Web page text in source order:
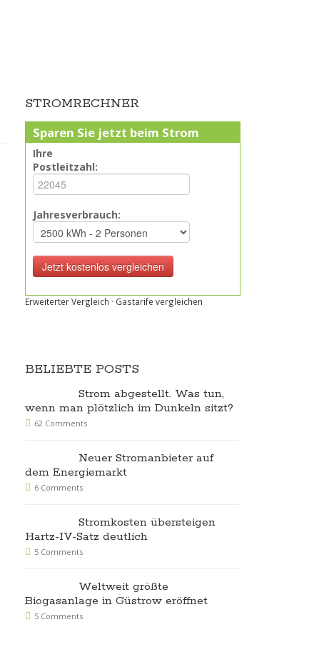
STROMRECHNER
Sparen Sie jetzt beim Strom
Ihre
Postleitzahl:
Jahresverbrauch:
Erweiterter Vergleich · Gastarife vergleichen
BELIEBTE POSTS
Strom abgestellt. Was tun,
wenn man plötzlich im Dunkeln sitzt?
62 Comments
Neuer Stromanbieter auf
dem Energiemarkt
6 Comments
Stromkosten übersteigen
Hartz-IV-Satz deutlich
5 Comments
Weltweit größte
Biogasanlage in Güstrow eröffnet
5 Comments